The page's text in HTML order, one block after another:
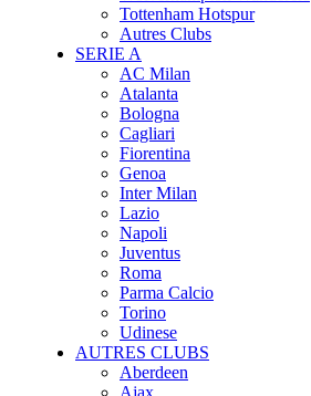
Tottenham Hotspur
Autres Clubs
SERIE A
AC Milan
Atalanta
Bologna
Cagliari
Fiorentina
Genoa
Inter Milan
Lazio
Napoli
Juventus
Roma
Parma Calcio
Torino
Udinese
AUTRES CLUBS
Aberdeen
Ajax